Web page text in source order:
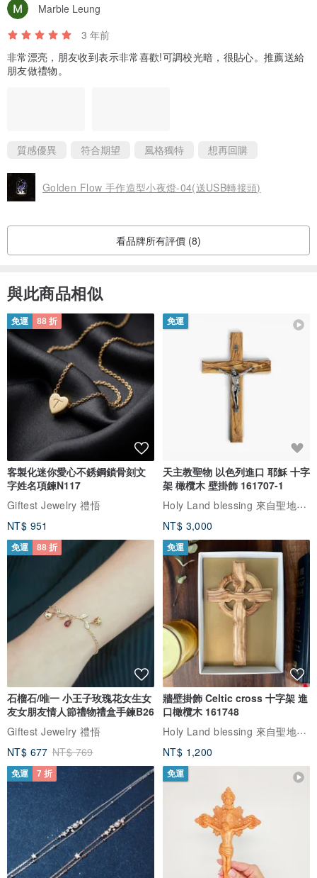
Marble Leung
3 年前
非常漂亮，朋友收到表示非常喜歡!可調校光暗，很貼心。推薦送給
朋友做禮物。
質感優異 符合期望 風格獨特 想再回購
Golden Flow 手作造型小夜燈-04(送USB轉接頭)
看品牌所有評價 (8)
與此商品相似
免運 88 折
客製化迷你愛心不銹鋼鎖骨刻文
字姓名項鍊N117
Giftest Jewelry 禮悟
NT$ 951
免運
天主教聖物 以色列進口 耶穌 十字
架 橄欖木 壁掛飾 161707-1
Holy Land blessing 來自聖地的祝福
NT$ 3,000
免運 88 折
石榴石/唯一 小王子玫瑰花女生女
友女朋友情人節禮物禮盒手鍊B26
Giftest Jewelry 禮悟
NT$ 677 NT$ 769
免運
牆壁掛飾 Celtic cross 十字架 進
口橄欖木 161748
Holy Land blessing 來自聖地的祝福
NT$ 1,200
免運 7 折 免運